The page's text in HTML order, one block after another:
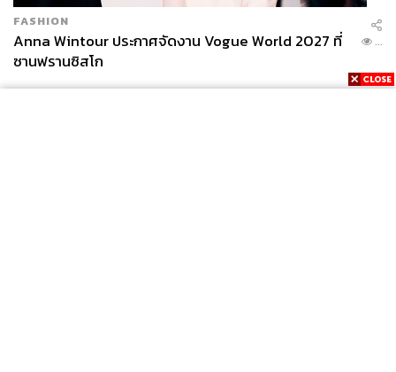
ศวิตา พูลเสถียร
STANDARD
FASHION
Anna Wintour ประกาศจัดงาน Vogue World 2027 ที่
ซานฟรานซิสโก
...